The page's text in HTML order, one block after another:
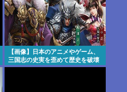
【画像】日本のアニメやゲーム、
三国志の史実を歪めて歴史を破壊
してしまう